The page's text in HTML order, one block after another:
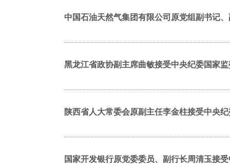
中国石油天然气集团有限公司原党组副书记
黑龙江省政协副主席曲敏接受中央纪委国家
陕西省人大常委会原副主任李金柱接受中央
国家开发银行原党委委员、副行长周清玉接